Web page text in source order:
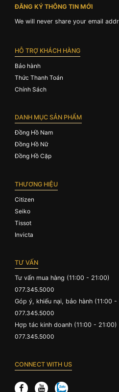
ĐĂNG KÝ THÔNG TIN MỚI
We will never share your email
HỖ TRỢ KHÁCH HÀNG
Bảo hành
Thức Thanh Toán
Chính Sách
DANH MỤC SẢN PHẨM
Đồng Hồ Nam
Đồng Hồ Nữ
Đồng Hồ Cặp
THƯƠNG HIỆU
Citizen
Seiko
Tissot
Invicta
TƯ VẤN
Tư vấn mua hàng (11:00 - 21:00)
077.345.5000
Góp ý, khiếu nại, bảo hành (11:00 -
077.345.5000
Hợp tác kinh doanh (11:00 - 21:00)
077.345.5000
CONNECT WITH US